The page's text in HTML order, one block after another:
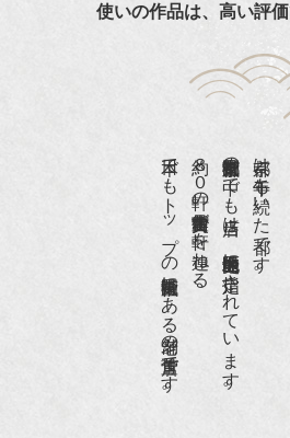
使いの作品は、高い評価
京都は千年も続いた都です。
京都祇園骨董街の中でも当店は、歴史的保全地区に指定されています。
約８０軒の古美術骨董商が軒を連ねる、
日本でもトップの祇園骨董街にある老舗の骨董店です。